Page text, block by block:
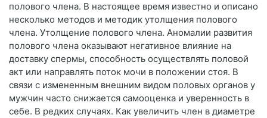
полового члена. В настоящее время известно и описано
несколько методов и методик утолщения полового
члена. Утолщение полового члена. Аномалии развития
полового члена оказывают негативное влияние на
доставку спермы, способность осуществлять половой
акт или направлять поток мочи в положении стоя. В
связи с измененным внешним видом половых органов у
мужчин часто снижается самооценка и уверенность в
себе. В редких случаях. Как увеличить член в диаметре